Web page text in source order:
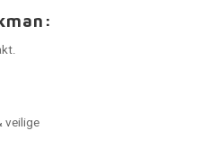
veilige